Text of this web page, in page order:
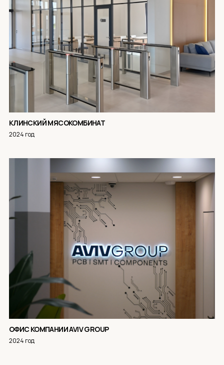
КЛИНСКИЙ МЯСОКОМБИНАТ
2024 год
ОФИС КОМПАНИИ AVIV GROUP
2024 год